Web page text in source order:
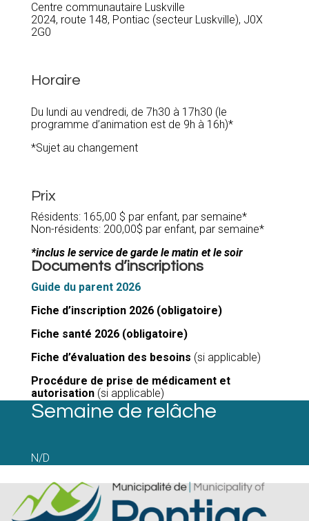
Centre communautaire Luskville
2024, route 148, Pontiac (secteur Luskville), J0X
2G0
Horaire
Du lundi au vendredi, de 7h30 à 17h30 (le
programme d’animation est de 9h à 16h)*
*Sujet au changement
Prix
Résidents: 165,00 $ par enfant, par semaine*
Non-résidents: 200,00$ par enfant, par semaine*
*inclus le service de garde le matin et le soir
Documents d’inscriptions
Guide du parent 2026
Fiche d’inscription 2026 (obligatoire)
Fiche santé 2026 (obligatoire)
Fiche d’évaluation des besoins (si applicable)
Procédure de prise de médicament et
autorisation(si applicable)
Semaine de relâche
N/D